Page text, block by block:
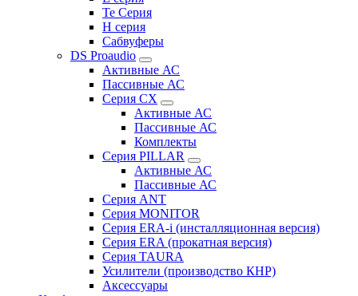
Te Серия
H серия
Сабвуферы
DS Proaudio
Активные АС
Пассивные АС
Серия CX
Активные АС
Пассивные АС
Комплекты
Серия PILLAR
Активные АС
Пассивные АС
Серия ANT
Серия MONITOR
Серия ERA-i (инсталляционная версия)
Серия ERA (прокатная версия)
Серия TAURA
Усилители (производство КНР)
Аксессуары